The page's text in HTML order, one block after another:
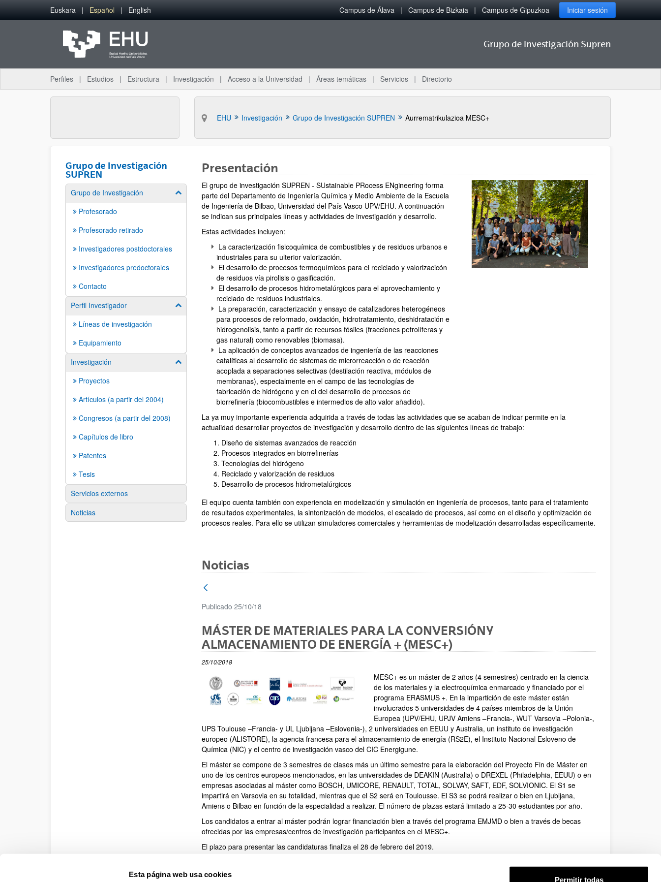
Esta página web usa cookies
Permitir todas
Saltar al contenido principal
Euskara Español English Campus de Álava Campus de Bizkaia Campus de Gipuzkoa Iniciar sesión
Grupo de Investigación Supren
Perfiles Estudios Estructura Investigación Acceso a la Universidad Áreas temáticas Servicios Directorio
EHU Investigación Grupo de Investigación SUPREN Aurrematrikulazioa MESC+
Grupo de Investigación
SUPREN
Grupo de Investigación Mostrar/ocultar subpáginas
Profesorado
Profesorado retirado
Investigadores postdoctorales
Investigadores predoctorales
Contacto
Perfil Investigador
Mostrar/ocultar subpáginas
Líneas de investigación
Equipamiento
Investigación
Mostrar/ocultar subpáginas
Proyectos
Artículos (a partir del 2004)
Congresos (a partir del 2008)
Capítulos de libro
Patentes
Tesis
Servicios externos
Noticias
Presentación
El grupo de investigación SUPREN - SUstainable PRocess ENgineering forma
parte del Departamento de Ingeniería Química y Medio Ambiente de la Escuela
de Ingeniería de Bilbao, Universidad del País Vasco UPV/EHU. A continuación
se indican sus principales líneas y actividades de investigación y desarrollo.
Estas actividades incluyen:
La caracterización fisicoquímica de combustibles y de residuos urbanos e
industriales para su ulterior valorización.
El desarrollo de procesos termoquímicos para el reciclado y valorizacicón
de residuos vía pirolisis o gasificación.
El desarrollo de procesos hidrometalúrgicos para el aprovechamiento y
reciclado de residuos industriales.
La preparación, caracterización y ensayo de catalizadores heterogéneos
para procesos de reformado, oxidación, hidrotratamiento, deshidratación e
hidrogenolisis, tanto a partir de recursos fósiles (fracciones petrolíferas y
gas natural) como renovables (biomasa).
La aplicación de conceptos avanzados de ingeniería de las reacciones
catalíticas al desarrollo de sistemas de microrreacción o de reacción
acoplada a separaciones selectivas (destilación reactiva, módulos de
membranas), especialmente en el campo de las tecnologías de
fabricación de hidrógeno y en el del desarrollo de procesos de
biorrefinería (biocombustibles e intermedios de alto valor añadido).
La ya muy importante experiencia adquirida a través de todas las actividades que se acaban de indicar permite en la
actualidad desarrollar proyectos de investigación y desarrollo dentro de las siguientes líneas de trabajo:
Diseño de sistemas avanzados de reacción
Procesos integrados en biorrefinerías
Tecnologías del hidrógeno
Reciclado y valorización de residuos
Desarrollo de procesos hidrometalúrgicos
El equipo cuenta también con experiencia en modelización y simulación en ingeniería de procesos, tanto para el tratamiento
de resultados experimentales, la sintonización de modelos, el escalado de procesos, así como en el diseño y optimización de
procesos reales. Para ello se utilizan simuladores comerciales y herramientas de modelización desarrolladas específicamente.
Noticias
Publicado 25/10/18
MÁSTER DE MATERIALES PARA LA CONVERSIÓN Y
ALMACENAMIENTO DE ENERGÍA + (MESC+)
25/10/2018
MESC+ es un máster de 2 años (4 semestres) centrado en la ciencia
de los materiales y la electroquímica enmarcado y financiado por el
programa ERASMUS +. En la impartición de este máster están
involucrados 5 universidades de 4 países miembros de la Unión
Europea (UPV/EHU, UPJV Amiens –Francia-, WUT Varsovia –Polonia-,
UPS Toulouse –Francia- y UL Ljubljana –Eslovenia-), 2 universidades en EEUU y Australia, un instituto de investigación
europeo (ALISTORE), la agencia francesa para el almacenamiento de energía (RS2E), el Instituto Nacional Esloveno de
Química (NIC) y el centro de investigación vasco del CIC Energigune.
El máster se compone de 3 semestres de clases más un último semestre para la elaboración del Proyecto Fin de Máster en
uno de los centros europeos mencionados, en las universidades de DEAKIN (Australia) o DREXEL (Philadelphia, EEUU) o en
empresas asociadas al máster como BOSCH, UMICORE, RENAULT, TOTAL, SOLVAY, SAFT, EDF, SOLVIONIC. El S1 se
impartirá en Varsovia en su totalidad, mientras que el S2 será en Toulousse. El S3 se podrá realizar o bien en Ljubljana,
Amiens o Bilbao en función de la especialidad a realizar. El número de plazas estará limitado a 25-30 estudiantes por año.
Los candidatos a entrar al máster podrán lograr financiación bien a través del programa EMJMD o bien a través de becas
ofrecidas por las empresas/centros de investigación participantes en el MESC+.
El plazo para presentar las candidaturas finaliza el 28 de febrero del 2019.
https://ec.europa.eu/programmes/erasmus-plus/projects/eplus-project-details/#project/599229-EPP-1-2018-1-FR-EPPKA1-